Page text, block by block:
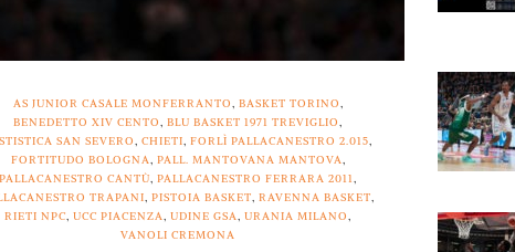
AS JUNIOR CASALE MONFERRANTO, BASKET TORINO,
BENEDETTO XIV CENTO,BLU BASKET 1971 TREVIGLIO,
SAN SEVERO,CHIETI,FORLÌ PALLACANESTRO 2.015,
FORTITUDO BOLOGNA, PALL. MANTOVANA MANTOVA,
PALLACANESTRO CANTÙ,PALLACANESTRO FERRARA 2011,
TRAPANI,PISTOIA BASKET,RAVENNA BASKET,
RIETI NPC,UCC PIACENZA,UDINE GSA,URANIA MILANO,
VANOLI CREMONA